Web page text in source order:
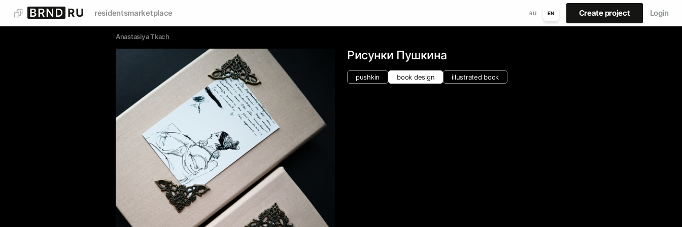
residentsmarketplace RU EN Create project Login
Anastasiya Tkach
Рисунки Пушкина
pushkin book design illustrated book